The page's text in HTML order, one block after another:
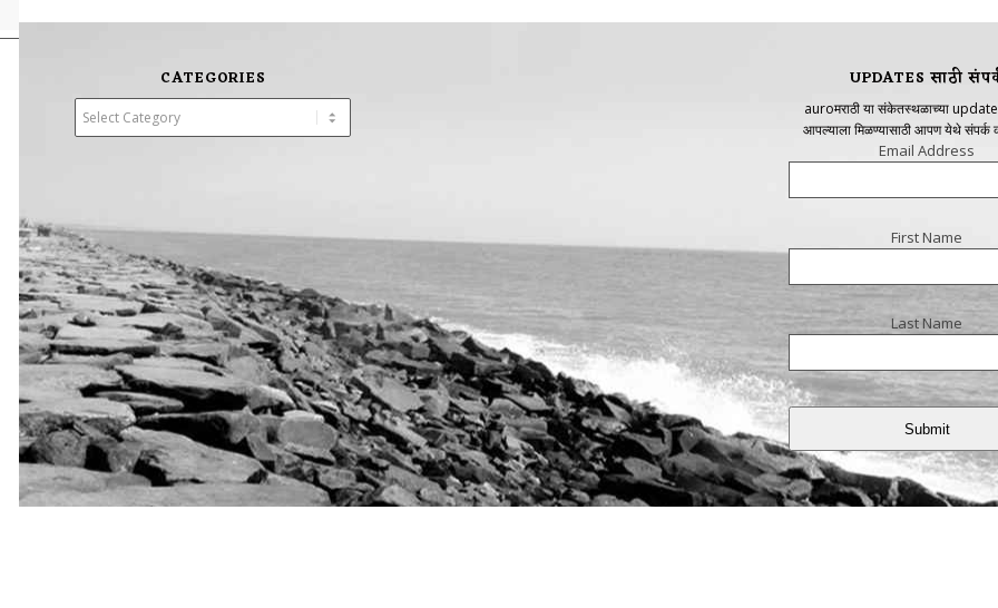
CATEGORIES UPDATES साठी
auroमराठी या संकेतस्थळाच्या
आपल्याला मिळण्यासाठी आपण येथे
Email Address
First Name
Last Name
Submit